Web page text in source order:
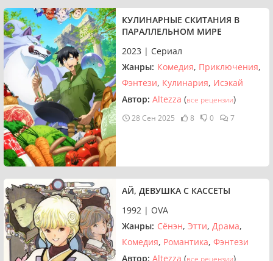
КУЛИНАРНЫЕ СКИТАНИЯ В
ПАРАЛЛЕЛЬНОМ МИРЕ
2023 | Сериал
Жанры: Комедия Приключения
Фэнтези Кулинария Исэкай
Автор: Altezza (все рецензии)
28 Сен 2025 8 0 7
АЙ, ДЕВУШКА С КАССЕТЫ
1992 | OVA
Жанры: Сёнэн Этти Драма
Комедия Романтика Фэнтези
Автор: Altezza (все рецензии)